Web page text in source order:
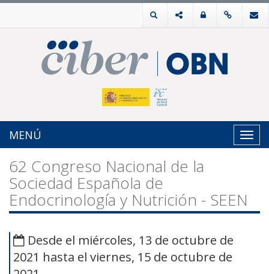
MENÚ
62 Congreso Nacional de la
Sociedad Española de
Endocrinología y Nutrición - SEEN
Desde el miércoles, 13 de octubre de
2021 hasta el viernes, 15 de octubre de